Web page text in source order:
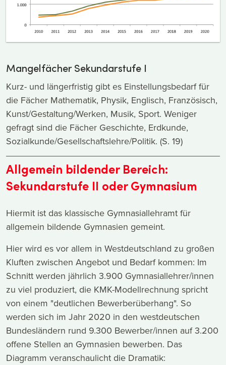
Mangelfächer Sekundarstufe I
Kurz- und längerfristig gibt es Einstellungsbedarf für
die Fächer Mathematik, Physik, Englisch, Französisch,
Kunst/Gestaltung/Werken, Musik, Sport. Weniger
gefragt sind die Fächer Geschichte, Erdkunde,
Sozialkunde/Gesellschaftslehre/Politik. (S. 19)
Allgemein bildender Bereich:
Sekundarstufe II oder Gymnasium
Hiermit ist das klassische Gymnasiallehramt für
allgemein bildende Gymnasien gemeint.
Hier wird es vor allem in Westdeutschland zu großen
Kluften zwischen Angebot und Bedarf kommen: Im
Schnitt werden jährlich 3.900 Gymnasiallehrer/innen
zu viel produziert, die KMK-Modellrechnung spricht
von einem "deutlichen Bewerberüberhang". So
werden sich im Jahr 2020 in den westdeutschen
Bundesländern rund 9.300 Bewerber/innen auf 3.200
offene Stellen an Gymnasien bewerben. Das
Diagramm veranschaulicht die Dramatik: